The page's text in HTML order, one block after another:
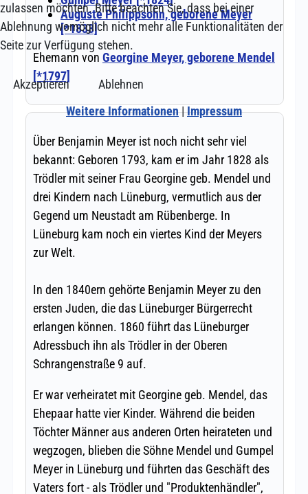
zulassen möchten. Bitte beachten Sie, dass bei einer
Ablehnung womöglich nicht mehr alle Funktionalitäten der
Seite zur Verfügung stehen.
Akzeptieren
Ablehnen
Weitere Informationen|Impressum